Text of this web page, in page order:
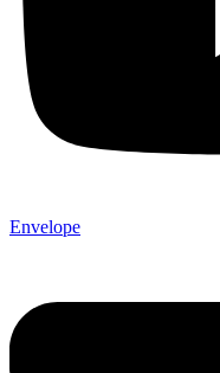
Envelope